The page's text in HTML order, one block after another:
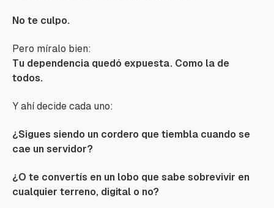
No te culpo.
Pero míralo bien:
Tu dependencia quedó expuesta. Como la de
todos.
Y ahí decide cada uno:
¿Sigues siendo un cordero que tiembla cuando se
cae un servidor?
¿O te convertís en un lobo que sabe sobrevivir en
cualquier terreno, digital o no?